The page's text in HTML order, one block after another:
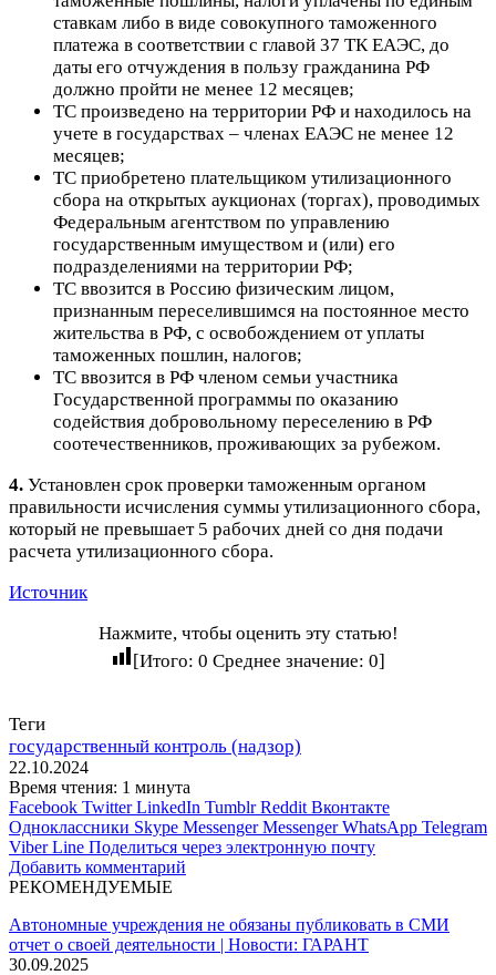
ставкам либо в виде совокупного таможенного
платежа в соответствии с главой 37 ТК ЕАЭС, до
даты его отчуждения в пользу гражданина РФ
должно пройти не менее 12 месяцев;
ТС произведено на территории РФ и находилось на
учете в государствах – членах ЕАЭС не менее 12
месяцев;
ТС приобретено плательщиком утилизационного
сбора на открытых аукционах (торгах), проводимых
Федеральным агентством по управлению
государственным имуществом и (или) его
подразделениями на территории РФ;
ТС ввозится в Россию физическим лицом,
признанным переселившимся на постоянное место
жительства в РФ, с освобождением от уплаты
таможенных пошлин, налогов;
ТС ввозится в РФ членом семьи участника
Государственной программы по оказанию
содействия добровольному переселению в РФ
соотечественников, проживающих за рубежом.
4. Установлен срок проверки таможенным органом
правильности исчисления суммы утилизационного сбора,
который не превышает 5 рабочих дней со дня подачи
расчета утилизационного сбора.
Источник
Нажмите, чтобы оценить эту статью!
[Итого: 0 Среднее значение: 0]
Теги
государственный контроль (надзор)
22.10.2024
Время чтения: 1 минута
Facebook Twitter LinkedIn Tumblr Reddit Вконтакте
Одноклассники Skype Messenger Messenger WhatsApp Telegram
Viber Line Поделиться через электронную почту
Добавить комментарий
РЕКОМЕНДУЕМЫЕ
Автономные учреждения не обязаны публиковать в СМИ
отчет о своей деятельности | Новости: ГАРАНТ
30.09.2025